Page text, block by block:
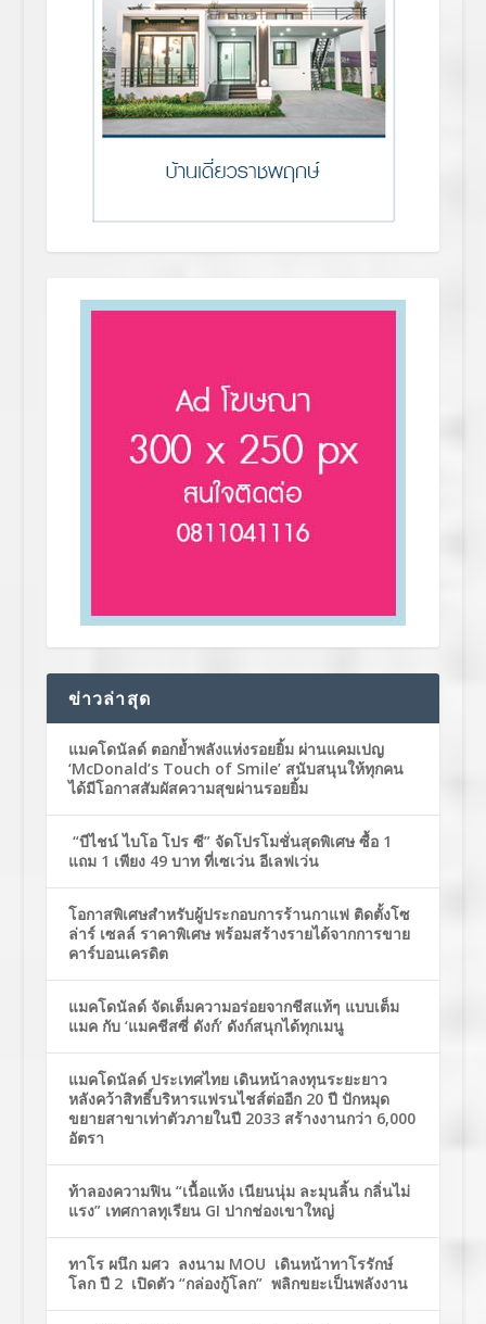
ข่าวล่าสุด
แมคโดนัลด์ ตอกย้ำพลังแห่งรอยยิ้ม ผ่านแคมเปญ
‘McDonald’s Touch of Smile’ สนับสนุนให้ทุกคน
ได้มีโอกาสสัมผัสความสุขผ่านรอยยิ้ม
“บีไชน์ ไบโอ โปร ซี” จัดโปรโมชั่นสุดพิเศษ ซื้อ 1
แถม 1 เพียง 49 บาท ที่เซเว่น อีเลฟเว่น
โอกาสพิเศษสำหรับผู้ประกอบการร้านกาแฟ ติดตั้งโซ
ล่าร์ เซลล์ ราคาพิเศษ พร้อมสร้างรายได้จากการขาย
คาร์บอนเครดิต
แมคโดนัลด์ จัดเต็มความอร่อยจากชีสแท้ๆ แบบเต็ม
แมค กับ ‘แมคชีสซี่ ดังก์’ ดังก์สนุกได้ทุกเมนู
แมคโดนัลด์ ประเทศไทย เดินหน้าลงทุนระยะยาว
หลังคว้าสิทธิ์บริหารแฟรนไชส์ต่ออีก 20 ปี ปักหมุด
ขยายสาขาเท่าตัวภายในปี 2033 สร้างงานกว่า 6,000
อัตรา
ท้าลองความฟิน “เนื้อแห้ง เนียนนุ่ม ละมุนลิ้น กลิ่นไม่
แรง” เทศกาลทุเรียน GI ปากช่องเขาใหญ่
ทาโร ผนึก มศว ลงนาม MOU เดินหน้าทาโรรักษ์
โลก ปี 2 เปิดตัว “กล่องกู้โลก” พลิกขยะเป็นพลังงาน